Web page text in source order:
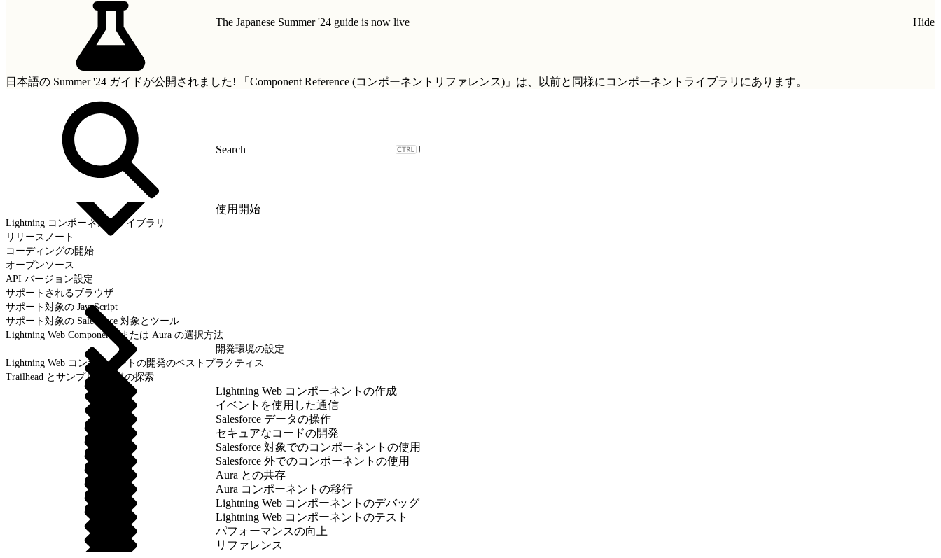
The Japanese Summer '24 guide is now live Hide
日本語の Summer '24 ガイドが公開されました! 「Component Reference (コンポーネントリファレンス)」 は、以前と同様にコンポーネントライブラリにあります。
J
使用開始
Lightning コンポーネントライブラリ
リリースノート
コーディングの開始
オープンソース
API バージョン設定
サポートされるブラウザ
サポート対象の JavaScript
サポート対象の Salesforce 対象とツール
Lightning Web Components または Aura の選択方法
開発環境の設定
Lightning Web コンポーネントの開発のベストプラクティス
Trailhead とサンプルコードの探索
Lightning Web コンポーネントの作成
イベントを使用した通信
Salesforce データの操作
セキュアなコードの開発
Salesforce 対象でのコンポーネントの使用
Salesforce 外でのコンポーネントの使用
Aura との共存
Aura コンポーネントの移行
Lightning Web コンポーネントのデバッグ
Lightning Web コンポーネントのテスト
パフォーマンスの向上
リファレンス